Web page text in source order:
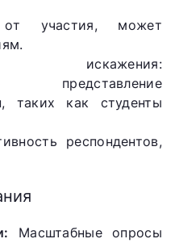
участия, может
искажения:
представление
таких как студенты
респондентов,
Масштабные опросы